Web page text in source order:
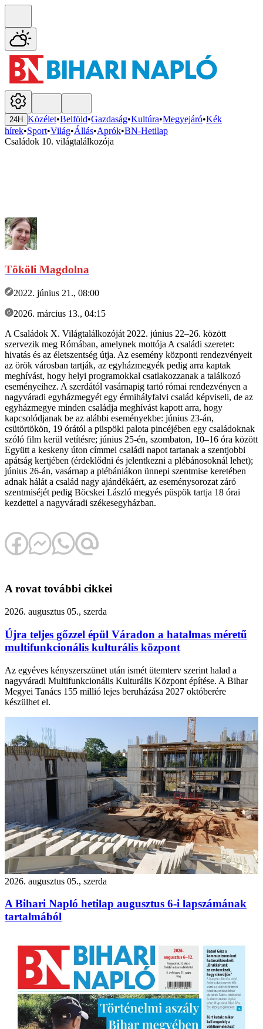
24H Közélet•Belföld•Gazdaság•Kultúra•Megyejáró•Kék
hírek•Sport•Világ•Állás•Aprók•BN-Hetilap
Családok 10. világtalálkozója
Tököli Magdolna
2022. június 21., 08:00
2026. március 13., 04:15
A Családok X. Világtalálkozóját 2022. június 22–26. között
szervezik meg Rómában, amelynek mottója A családi szeretet:
hivatás és az életszentség útja. Az esemény központi rendezvényeit
az örök városban tartják, az egyházmegyék pedig arra kaptak
meghívást, hogy helyi programokkal csatlakozzanak a találkozó
eseményeihez. A szerdától vasárnapig tartó római rendezvényen a
nagyváradi egyházmegyét egy érmihályfalvi család képviseli, de az
egyházmegye minden családja meghívást kapott arra, hogy
kapcsolódjanak be az alábbi eseményekbe: június 23-án,
csütörtökön, 19 órától a püspöki palota pincéjében egy családoknak
szóló film kerül vetítésre; június 25-én, szombaton, 10–16 óra között
Együtt a keskeny úton címmel családi napot tartanak a szentjobbi
apátság kertjében (érdeklődni és jelentkezni a plébánosoknál lehet);
június 26-án, vasárnap a plébániákon ünnepi szentmise keretében
adnak hálát a család nagy ajándékáért, az eseménysorozat záró
szentmiséjét pedig Böcskei László megyés püspök tartja 18 órai
kezdettel a nagyváradi székesegyházban.
A rovat további cikkei
2026. augusztus 05., szerda
Újra teljes gőzzel épül Váradon a hatalmas méretű
multifunkcionális kulturális központ
Az egyéves kényszerszünet után ismét ütemterv szerint halad a
nagyváradi Multifunkcionális Kulturális Központ építése. A Bihar
Megyei Tanács 155 millió lejes beruházása 2027 októberére
készülhet el.
2026. augusztus 05., szerda
A Bihari Napló hetilap augusztus 6-i lapszámának
tartalmából